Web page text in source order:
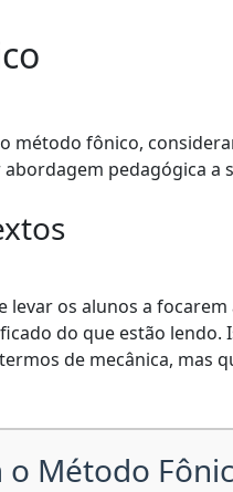
método fônico,
pedagógica a
os alunos a focarem
do que estão lendo.
de mecânica, mas
Método